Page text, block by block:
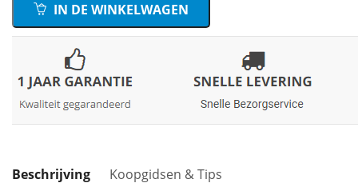
IN DE WINKELWAGEN
Beschrijving Koopgidsen & Tips